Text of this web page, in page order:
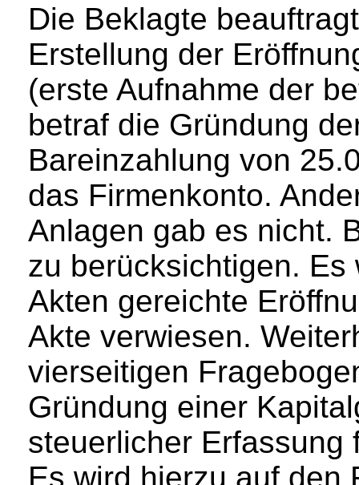
Die Beklagte
Erstellung der
(erste Aufnahme der
betraf die Gründung
Bareinzahlung von
das Firmenkonto.
Anlagen gab es nicht.
zu berücksichtigen.
Akten gereichte
Akte verwiesen.
vierseitigen
Gründung einer
steuerlicher Erfassung
Es wird hierzu auf den